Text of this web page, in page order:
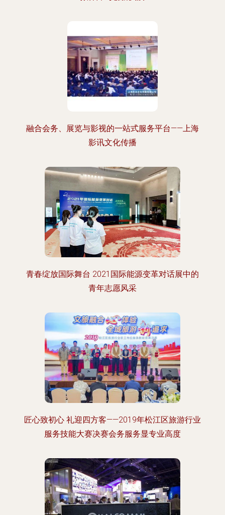
融合会务、展览与影视的一站式服务平台——上海
影讯文化传播
青春绽放国际舞台 2021国际能源变革对话展中的
青年志愿风采
匠心致初心 礼迎四方客——2019年松江区旅游行业
服务技能大赛决赛会务服务显专业高度